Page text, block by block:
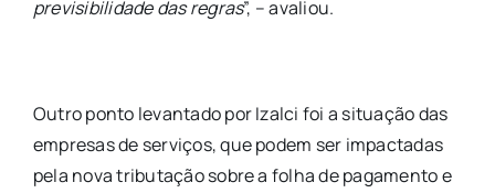
previsibilidade das regras”, – avaliou.
Outro ponto levantado por Izalci foi a situação das
empresas de serviços, que podem ser impactadas
pela nova tributação sobre a folha de pagamento e